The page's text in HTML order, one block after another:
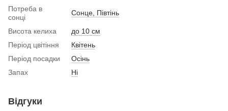
Потреба в
сонці
Сонце, Півтінь
Висота келиха
до 10 см
Період цвітіння
Квітень
Період посадки
Осінь
Запах
Ні
Відгуки